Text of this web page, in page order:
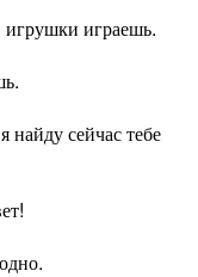
игрушки играешь.
найду сейчас тебе